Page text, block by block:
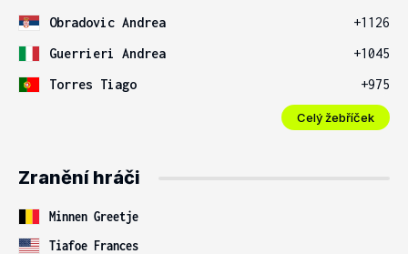
Obradovic Andrea
+1126
Guerrieri Andrea
+1045
Torres Tiago
+975
Celý žebříček
Zranění hráči
Minnen Greetje
Tiafoe Frances